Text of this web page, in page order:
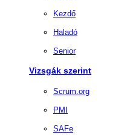
Kezdő
Haladó
Senior
Vizsgák szerint
Scrum.org
PMI
SAFe